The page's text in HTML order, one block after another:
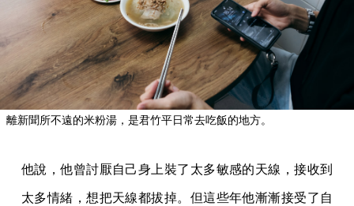
離新聞所不遠的米粉湯，是君竹平日常去吃飯的地方。
他說，他曾討厭自己身上裝了太多敏感的天線，接收到
太多情緒，想把天線都拔掉。但這些年他漸漸接受了自